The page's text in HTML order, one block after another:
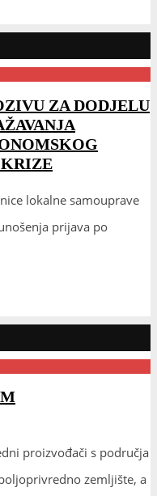
ZA DODJELU
KRIZE
lokalne samouprave
prijava po
proizvođači s područja
zemljište, a